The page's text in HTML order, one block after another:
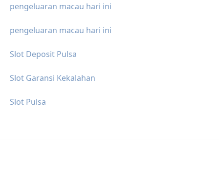
pengeluaran macau hari ini
pengeluaran macau hari ini
Slot Deposit Pulsa
Slot Garansi Kekalahan
Slot Pulsa